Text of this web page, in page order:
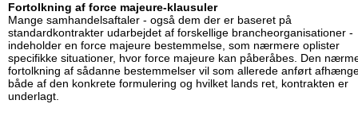
Fortolkning af force majeure-klausuler
Mange samhandelsaftaler - også dem der er baseret på
standardkontrakter udarbejdet af forskellige brancheorganisationer -
indeholder en force majeure bestemmelse, som nærmere oplister
specifikke situationer, hvor force majeure kan påberåbes. Den
fortolkning af sådanne bestemmelser vil som allerede anført
både af den konkrete formulering og hvilket lands ret, kontrakten er
underlagt.